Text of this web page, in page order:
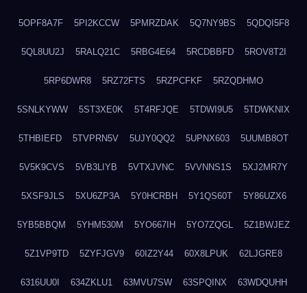
5OPF8A7F 5PI2KCCW 5PMRZDAK 5Q7NY9BS 5QDQI5F8
5QL8UU2J 5RALQ21C 5RBG4E64 5RCDBBFD 5ROV8T2I
5RP6DWR8 5RZ72FTS 5RZPCFKF 5RZQDHMO
5SNLKYWW 5ST3XE0K 5T4RFJQE 5TDWI9U5 5TDWKNIX
5THBIEFD 5TVPRN5V 5UJY0QQ2 5UPNX603 5UUMB8OT
5V5K9CVS 5VB3LIYB 5VTXJVNC 5VVNNS1S 5XJ2MR7Y
5XSF9JLS 5XU6ZP3A 5Y0HCRBH 5Y1QS60T 5Y86UZX6
5YB5BBQM 5YHM530M 5YO667IH 5YO7ZQGL 5Z1BWJEZ
5Z1VP9TD 5ZYFJGV9 60IZ2Y44 60X8LPUK 62LJGRE8
6316UU0I 634ZKLU1 63MVU7SW 63SPQINX 63WDQUHH